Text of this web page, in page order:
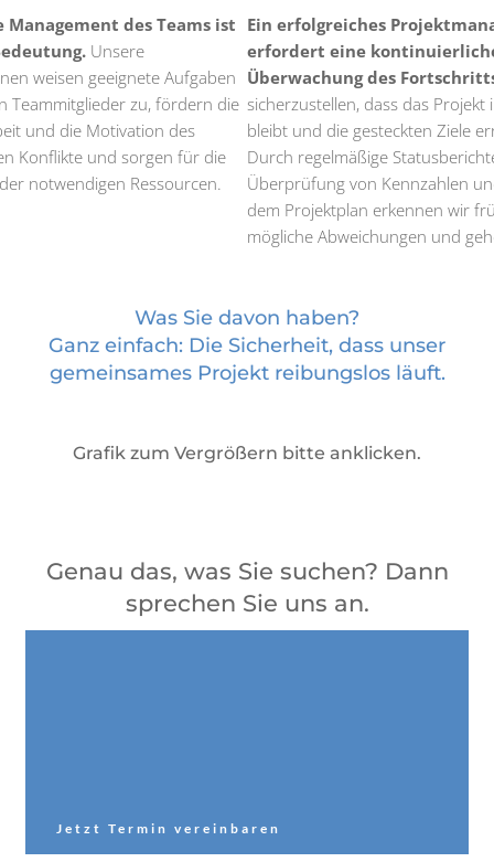
Management des Teams ist
Unsere
weisen geeignete Aufgaben
Teammitglieder zu, fördern die
und die Motivation des
Konflikte und sorgen für die
notwendigen Ressourcen.
Ein erfolgreiches
erfordert eine
Überwachung des
sicherzustellen, dass das Projekt
bleibt und die gesteckten Ziele
Durch regelmäßige
Überprüfung von Kennzahlen
dem Projektplan erkennen wir
mögliche Abweichungen und
Was Sie davon haben?
Ganz einfach: Die Sicherheit, dass unser
gemeinsames Projekt reibungslos läuft.
Grafik zum Vergrößern bitte anklicken.
Genau das, was Sie suchen? Dann
sprechen Sie uns an.
Jetzt Termin vereinbaren